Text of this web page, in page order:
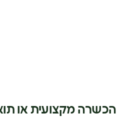
הכשרה מקצועית או